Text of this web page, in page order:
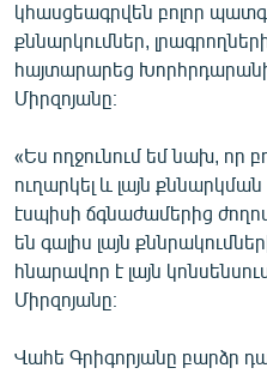
ՓՈԴՔԱՍԹ
Հայերեն
Русский
ՀԵՏԵՎԵՔ ՄԵԶ
կհասցեագրվեն բոլոր
քննարկումներ,
հայտարարեց
Միրզոյանը։
«Ես ողջունում եմ նախ, որ
ուղարկել և լայն
էսպիսի ճգնաժամերից
են գալիս լայն
հնարավոր է լայն
Միրզոյանը։
Վահե Գրիգորյանը բարձր